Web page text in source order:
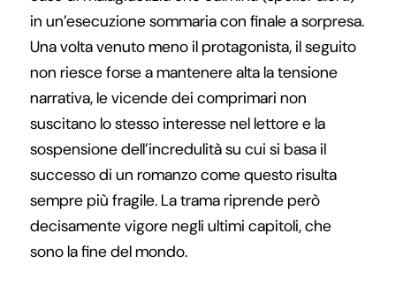
in un’esecuzione sommaria con finale a sorpresa.
Una volta venuto meno il protagonista, il seguito
non riesce forse a mantenere alta la tensione
narrativa, le vicende dei comprimari non
suscitano lo stesso interesse nel lettore e la
sospensione dell’incredulità su cui si basa il
successo di un romanzo come questo risulta
sempre più fragile. La trama riprende però
decisamente vigore negli ultimi capitoli, che
sono la fine del mondo.